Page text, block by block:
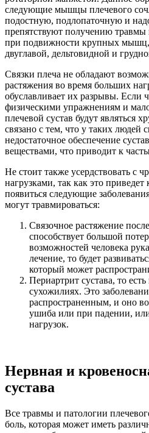
следующие мышцы плечевого
подостную, подлопаточную и
препятствуют получению
при подвижности крупных
двуглавой, дельтовидной и
Связки плеча не обладают
растяжения во время больших
обуславливает их разрывы. Если
физическими упражнениям и
плечевой сустав будут являться
связано с тем, что у таких людей
недостаточное обеспечение
веществами, что приводит к
Не стоит также усердствовать с
нагрузками, так как это
появиться следующие
могут травмироваться:
Связочное растяжение
способствует большой
возможностей человека
лечение, то будет
который может
Периартрит сустава, то
сухожилиях. Это
распространенным, и оно
ушиба или при падении,
нагрузок.
Нервная и
сустава
Все травмы и патологии
боль, которая может иметь